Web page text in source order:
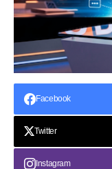
Facebook
Twitter
Instagram